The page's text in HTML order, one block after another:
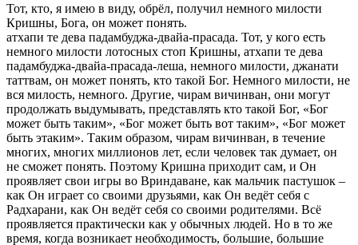
Тот, кто, я имею в виду, обрёл, получил немного милости
Кришны, Бога, он может понять.
атхапи те дева падамбуджа-двайа-прасада. Тот, у кого есть
немного милости лотосных стоп Кришны, атхапи те дева
падамбуджа-двайа-прасада-леша, немного милости, джанати
таттвам, он может понять, кто такой Бог. Немного милости, не
вся милость, немного. Другие, чирам вичинван, они могут
продолжать выдумывать, представлять кто такой Бог, «Бог
может быть таким», «Бог может быть вот таким», «Бог может
быть этаким». Таким образом, чирам вичинван, в течение
многих, многих миллионов лет, если человек так думает, он
не сможет понять. Поэтому Кришна приходит сам, и Он
проявляет свои игры во Вриндаване, как мальчик пастушок –
как Он играет со своими друзьями, как Он ведёт себя с
Радхарани, как Он ведёт себя со своими родителями. Всё
проявляется практически как у обычных людей. Но в то же
время, когда возникает необходимость, большие, большие